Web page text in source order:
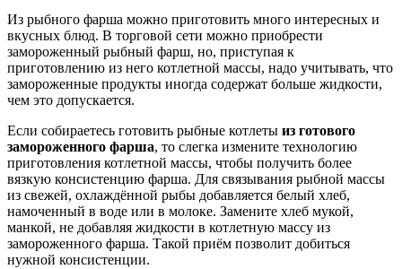
Из рыбного фарша можно приготовить много интересных и
вкусных блюд. В торговой сети можно приобрести
замороженный рыбный фарш, но, приступая к
приготовлению из него котлетной массы, надо учитывать, что
замороженные продукты иногда содержат больше жидкости,
чем это допускается.
Если собираетесь готовить рыбные котлеты из готового
замороженного фарша, то слегка измените технологию
приготовления котлетной массы, чтобы получить более
вязкую консистенцию фарша. Для связывания рыбной массы
из свежей, охлаждённой рыбы добавляется белый хлеб,
намоченный в воде или в молоке. Замените хлеб мукой,
манкой, не добавляя жидкости в котлетную массу из
замороженного фарша. Такой приём позволит добиться
нужной консистенции.